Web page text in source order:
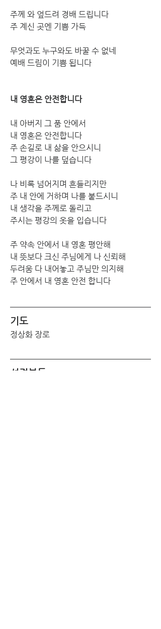
주께 와 엎드려 경배 드립니다
주 계신 곳엔 기쁨 가득
무엇과도 누구와도 바꿀 수 없네
예배 드림이 기쁨 됩니다
내 영혼은 안전합니다
내 아버지 그 품 안에서
내 영혼은 안전합니다
주 손길로 내 삶을 안으시니
그 평강이 나를 덮습니다
나 비록 넘어지며 흔들리지만
주 내 안에 거하며 나를 붙드시니
내 생각을 주께로 돌리고
주시는 평강의 옷을 입습니다
주 약속 안에서 내 영혼 평안해
내 뜻보다 크신 주님에게 나 신뢰해
두려움 다 내어놓고 주님만 의지해
주 안에서 내 영혼 안전 합니다
기도
정상화 장로
성경봉독